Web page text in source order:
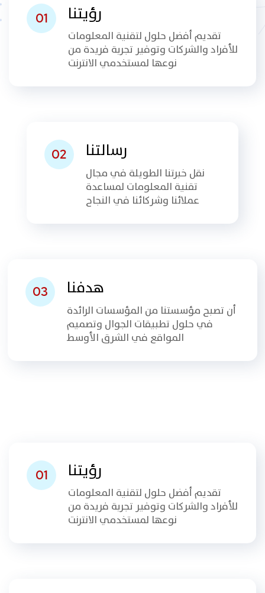
01 رؤيتنا
تقديم أفضل حلول لتقنية المعلومات
للأفراد والشركات وتوفير تجربة فريدة من
نوعها لمستخدمي الانترنت
02 رسالتنا
نقل خبرتنا الطويلة في مجال
تقنية المعلومات لمساعدة
عملائنا وشركائنا في النجاح
03 هدفنا
أن تصبح مؤسستنا من المؤسسات الرائدة
في حلول تطبيقات الجوال وتصميم
المواقع في الشرق الأوسط
01 رؤيتنا
تقديم أفضل حلول لتقنية المعلومات
للأفراد والشركات وتوفير تجربة فريدة من
نوعها لمستخدمي الانترنت